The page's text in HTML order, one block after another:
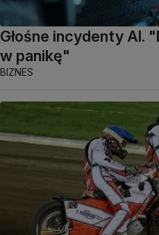
Głośne incydenty AI.
w panikę"
BIZNES